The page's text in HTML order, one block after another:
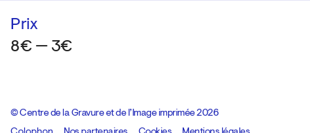
Prix
8€ — 3€
© Centre de la Gravure et de l’Image imprimée 2026